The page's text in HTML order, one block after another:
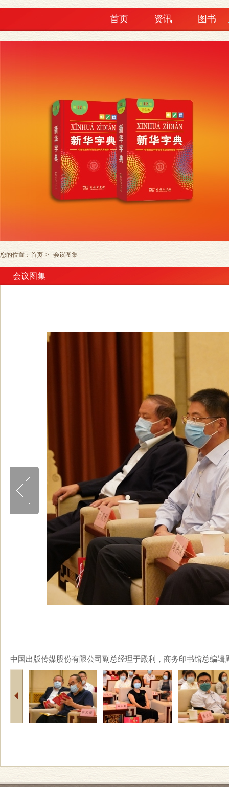
首页 资讯 图书
您的位置： 首页 > 会议图集
会议图集
中国出版传媒股份有限公司副总经理于殿利，商务印书馆总编辑